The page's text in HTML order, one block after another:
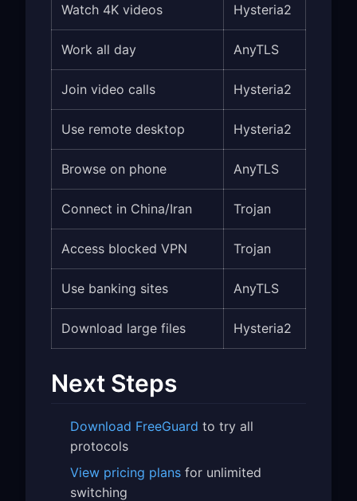
Watch 4K videos Hysteria2
Work all day AnyTLS
Join video calls Hysteria2
Use remote desktop Hysteria2
Browse on phone AnyTLS
Connect in China/Iran Trojan
Access blocked VPN Trojan
Use banking sites AnyTLS
Download large files Hysteria2
Next Steps
Download FreeGuard to try all
protocols
View pricing plans for unlimited
switching